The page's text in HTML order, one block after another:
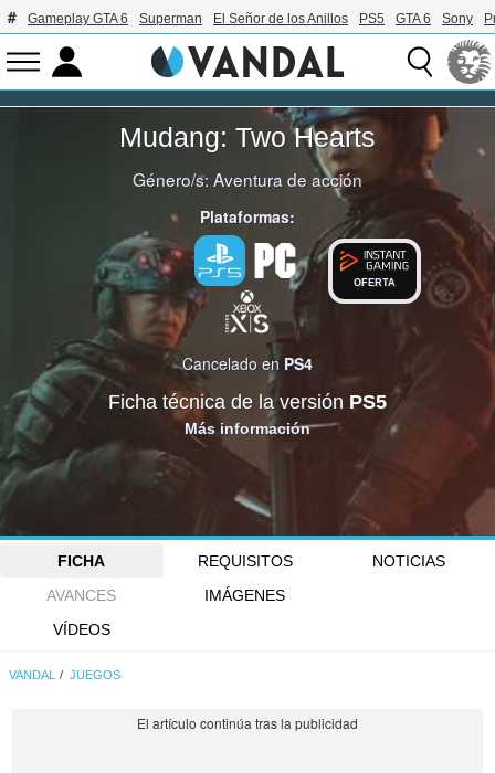
Gameplay GTA 6 Superman El Señor de los Anillos PS5 GTA 6 Sony
Mudang: Two Hearts
Género/s: Aventura de acción
Plataformas:
OFERTA
Cancelado en PS4
Ficha técnica de la versión PS5
Más información
FICHA REQUISITOS
NOTICIAS
AVANCES
IMÁGENES
VÍDEOS
VANDAL JUEGOS